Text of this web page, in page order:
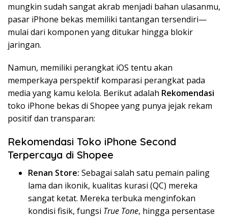
mungkin sudah sangat akrab menjadi bahan ulasanmu,
pasar iPhone bekas memiliki tantangan tersendiri—
mulai dari komponen yang ditukar hingga blokir
jaringan.
Namun, memiliki perangkat iOS tentu akan
memperkaya perspektif komparasi perangkat pada
media yang kamu kelola. Berikut adalah Rekomendasi
toko iPhone bekas di Shopee yang punya jejak rekam
positif dan transparan:
Rekomendasi Toko iPhone Second
Terpercaya di Shopee
Renan Store: Sebagai salah satu pemain paling
lama dan ikonik, kualitas kurasi (QC) mereka
sangat ketat. Mereka terbuka menginfokan
kondisi fisik, fungsi True Tone, hingga persentase